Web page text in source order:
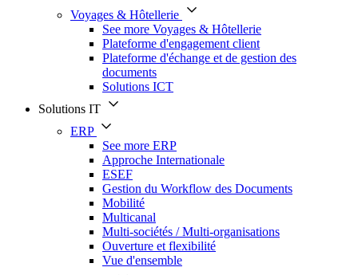
Voyages & Hôtellerie
See more Voyages & Hôtellerie
Plateforme d'engagement client
Plateforme d'échange et de gestion des
documents
Solutions ICT
Solutions IT
ERP
See more ERP
Approche Internationale
ESEF
Gestion du Workflow des Documents
Mobilité
Multicanal
Multi-sociétés / Multi-organisations
Ouverture et flexibilité
Vue d'ensemble